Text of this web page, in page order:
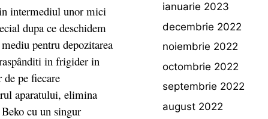
intermediul unor mici
dupa ce deschidem
pentru depozitarea
in frigider in
pe fiecare
aparatului, elimina
cu un singur
ianuarie 2023
decembrie 2022
noiembrie 2022
octombrie 2022
septembrie 2022
august 2022